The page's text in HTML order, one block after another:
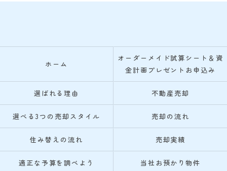
ホーム
オーダーメイド試算シート＆資
金計画プレゼントお申込み
選ばれる理由 不動産売却
選べる3つの売却スタイル 売却の流れ
住み替えの流れ 売却実績
適正な予算を調べよう 当社お預かり物件